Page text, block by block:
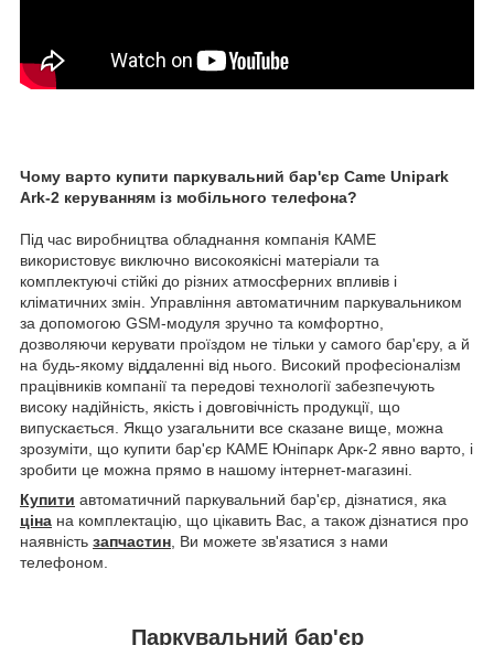
Чому варто купити паркувальний бар'єр Came Unipark
Ark-2 керуванням із мобільного телефона?
Під час виробництва обладнання компанія КАМЕ
використовує виключно високоякісні матеріали та
комплектуючі стійкі до різних атмосферних впливів і
кліматичних змін. Управління автоматичним паркувальником
за допомогою GSM-модуля зручно та комфортно,
дозволяючи керувати проїздом не тільки у самого бар'єру, а й
на будь-якому віддаленні від нього. Високий професіоналізм
працівників компанії та передові технології забезпечують
високу надійність, якість і довговічність продукції, що
випускається. Якщо узагальнити все сказане вище, можна
зрозуміти, що купити бар'єр КАМЕ Юніпарк Арк-2 явно варто, і
зробити це можна прямо в нашому інтернет-магазині.
Купити автоматичний паркувальний бар'єр, дізнатися, яка
ціна на комплектацію, що цікавить Вас, а також дізнатися про
наявність запчастин , Ви можете зв'язатися з нами
телефоном.
Паркувальний бар'єр